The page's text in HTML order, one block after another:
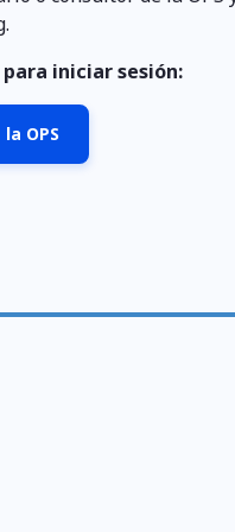
iniciar sesión:
OPS